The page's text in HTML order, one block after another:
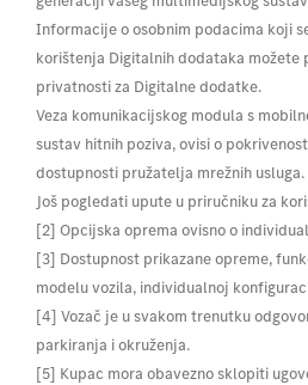
Informacije o osobnim podacima koji
korištenja Digitalnih dodataka
privatnosti za Digitalne dodatke.
Veza komunikacijskog modula s
sustav hitnih poziva, ovisi o
dostupnosti pružatelja mrežnih usluga.
Još pogledati upute u priručniku za
[2] Opcijska oprema ovisno o
[3] Dostupnost prikazane opreme,
modelu vozila, individualnoj
[4] Vozač je u svakom trenutku
parkiranja i okruženja.
[5] Kupac mora obavezno sklopiti